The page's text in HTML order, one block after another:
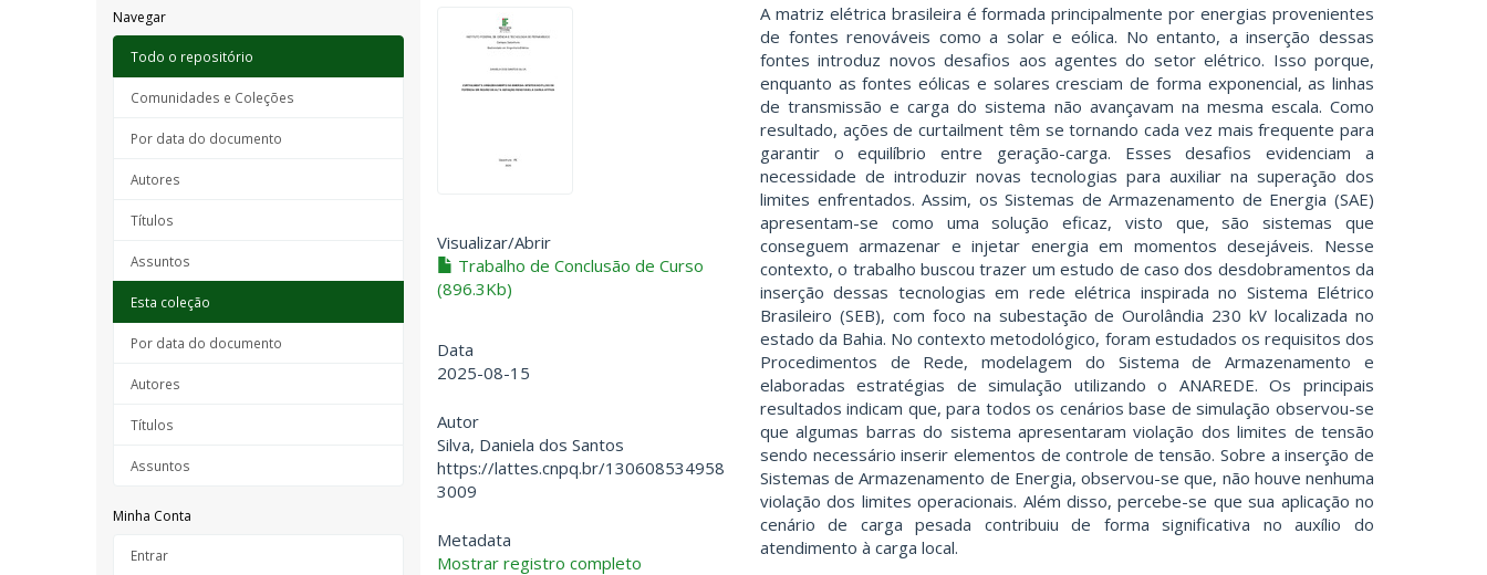
Navegar
Todo o repositório
Comunidades e Coleções
Por data do documento
Autores
Títulos
Assuntos
Esta coleção
Por data do documento
Autores
Títulos
Assuntos
Minha Conta
Entrar
Visualizar/Abrir
Trabalho de Conclusão de Curso
(896.3Kb)
Data
2025-08-15
Autor
Silva, Daniela dos Santos
https://lattes.cnpq.br/130608534958
3009
Metadata
Mostrar registro completo
A matriz elétrica brasileira é formada principalmente por energias provenientes
de fontes renováveis como a solar e eólica. No entanto, a inserção dessas
fontes introduz novos desafios aos agentes do setor elétrico. Isso porque,
enquanto as fontes eólicas e solares cresciam de forma exponencial, as linhas
de transmissão e carga do sistema não avançavam na mesma escala. Como
resultado, ações de curtailment têm se tornando cada vez mais frequente para
garantir o equilíbrio entre geração-carga. Esses desafios evidenciam a
necessidade de introduzir novas tecnologias para auxiliar na superação dos
limites enfrentados. Assim, os Sistemas de Armazenamento de Energia (SAE)
apresentam-se como uma solução eficaz, visto que, são sistemas que
conseguem armazenar e injetar energia em momentos desejáveis. Nesse
contexto, o trabalho buscou trazer um estudo de caso dos desdobramentos da
inserção dessas tecnologias em rede elétrica inspirada no Sistema Elétrico
Brasileiro (SEB), com foco na subestação de Ourolândia 230 kV localizada no
estado da Bahia. No contexto metodológico, foram estudados os requisitos dos
Procedimentos de Rede, modelagem do Sistema de Armazenamento e
elaboradas estratégias de simulação utilizando o ANAREDE. Os principais
resultados indicam que, para todos os cenários base de simulação observou-se
que algumas barras do sistema apresentaram violação dos limites de tensão
sendo necessário inserir elementos de controle de tensão. Sobre a inserção de
Sistemas de Armazenamento de Energia, observou-se que, não houve nenhuma
violação dos limites operacionais. Além disso, percebe-se que sua aplicação no
cenário de carga pesada contribuiu de forma significativa no auxílio do
atendimento à carga local.